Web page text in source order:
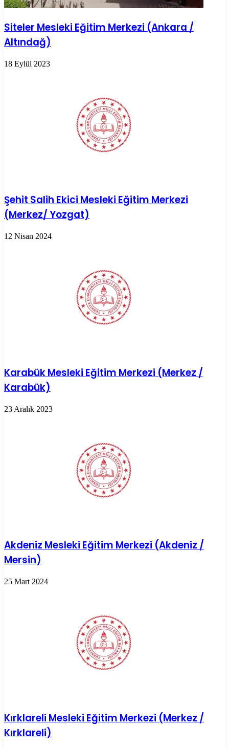
Siteler Mesleki Eğitim Merkezi (Ankara /
Altındağ)
18 Eylül 2023
Şehit Salih Ekici Mesleki Eğitim Merkezi
(Merkez/ Yozgat)
12 Nisan 2024
Karabük Mesleki Eğitim Merkezi (Merkez /
Karabük)
23 Aralık 2023
Akdeniz Mesleki Eğitim Merkezi (Akdeniz /
Mersin)
25 Mart 2024
Kırklareli Mesleki Eğitim Merkezi (Merkez /
Kırklareli)